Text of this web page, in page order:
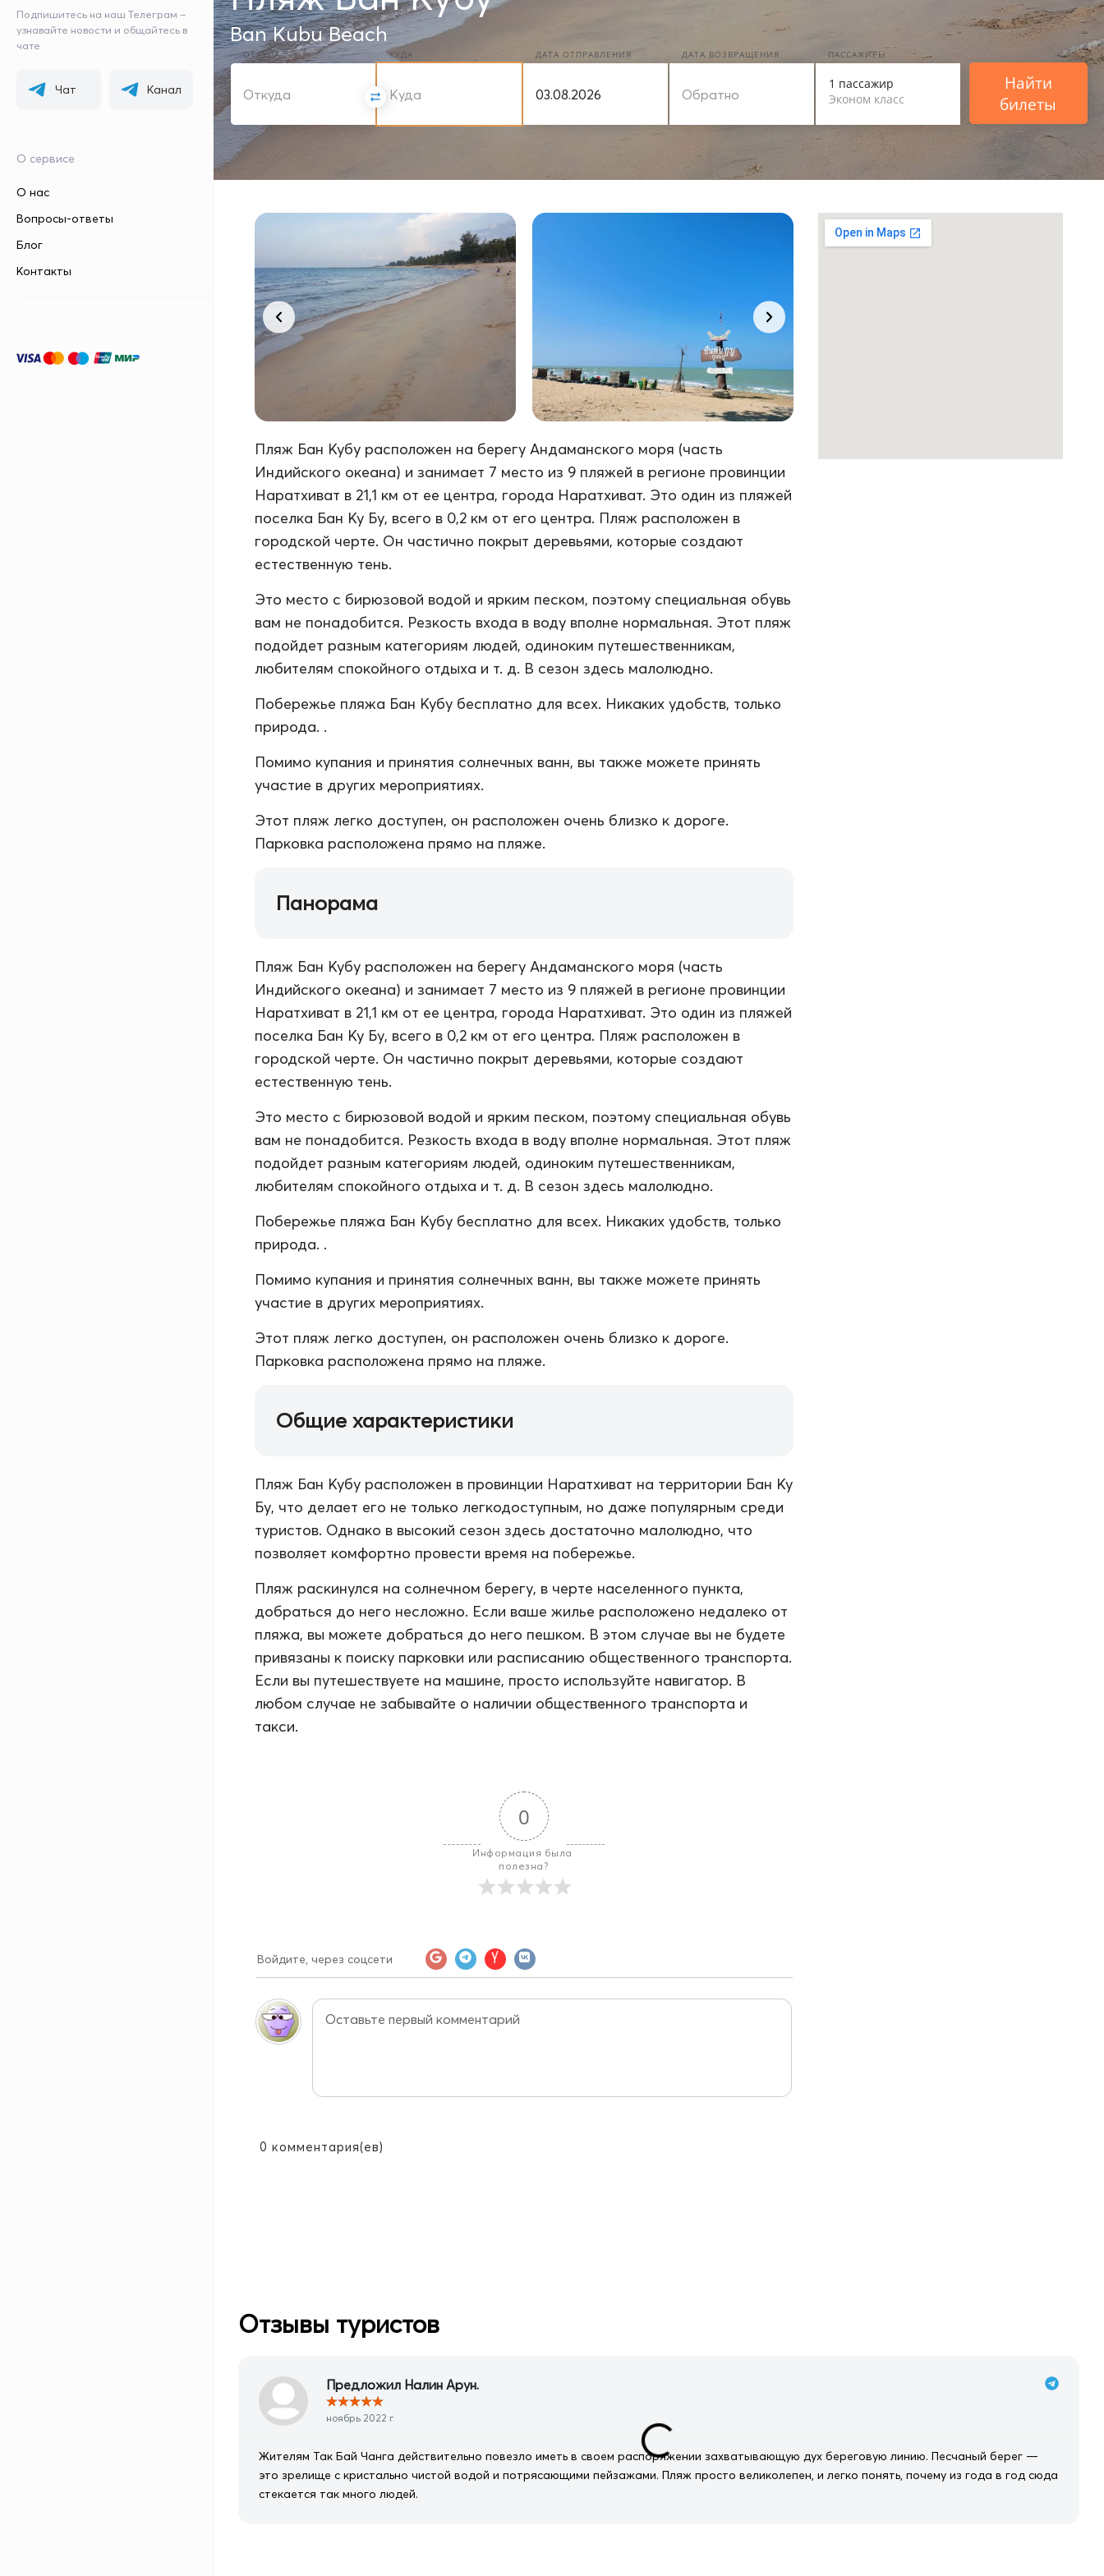
Подпишитесь на наш Телеграм –
узнавайте новости и общайтесь в
чате
Чат Канал
О сервисе
О нас
Вопросы-ответы
Блог
Контакты
Ban Kubu Beach
ОТКУДА КУДА ДАТА ОТПРАВЛЕНИЯ ДАТА ВОЗВРАЩЕНИЯ ПАССАЖИРЫ
1 пассажир
Эконом класс
Найти
билеты
Пляж Бан Кубу расположен на берегу Андаманского моря (часть
Индийского океана) и занимает 7 место из 9 пляжей в регионе провинции
Наратхиват в 21,1 км от ее центра, города Наратхиват. Это один из пляжей
поселка Бан Ку Бу, всего в 0,2 км от его центра. Пляж расположен в
городской черте. Он частично покрыт деревьями, которые создают
естественную тень.
Это место с бирюзовой водой и ярким песком, поэтому специальная обувь
вам не понадобится. Резкость входа в воду вполне нормальная. Этот пляж
подойдет разным категориям людей, одиноким путешественникам,
любителям спокойного отдыха и т. д. В сезон здесь малолюдно.
Побережье пляжа Бан Кубу бесплатно для всех. Никаких удобств, только
природа. .
Помимо купания и принятия солнечных ванн, вы также можете принять
участие в других мероприятиях.
Этот пляж легко доступен, он расположен очень близко к дороге.
Парковка расположена прямо на пляже.
Панорама
Пляж Бан Кубу расположен на берегу Андаманского моря (часть
Индийского океана) и занимает 7 место из 9 пляжей в регионе провинции
Наратхиват в 21,1 км от ее центра, города Наратхиват. Это один из пляжей
поселка Бан Ку Бу, всего в 0,2 км от его центра. Пляж расположен в
городской черте. Он частично покрыт деревьями, которые создают
естественную тень.
Это место с бирюзовой водой и ярким песком, поэтому специальная обувь
вам не понадобится. Резкость входа в воду вполне нормальная. Этот пляж
подойдет разным категориям людей, одиноким путешественникам,
любителям спокойного отдыха и т. д. В сезон здесь малолюдно.
Побережье пляжа Бан Кубу бесплатно для всех. Никаких удобств, только
природа. .
Помимо купания и принятия солнечных ванн, вы также можете принять
участие в других мероприятиях.
Этот пляж легко доступен, он расположен очень близко к дороге.
Парковка расположена прямо на пляже.
Общие характеристики
Пляж Бан Кубу расположен в провинции Наратхиват на территории Бан Ку
Бу, что делает его не только легкодоступным, но даже популярным среди
туристов. Однако в высокий сезон здесь достаточно малолюдно, что
позволяет комфортно провести время на побережье.
Пляж раскинулся на солнечном берегу, в черте населенного пункта,
добраться до него несложно. Если ваше жилье расположено недалеко от
пляжа, вы можете добраться до него пешком. В этом случае вы не будете
привязаны к поиску парковки или расписанию общественного транспорта.
Если вы путешествуете на машине, просто используйте навигатор. В
любом случае не забывайте о наличии общественного транспорта и
такси.
0
Информация была
полезна?
Войдите, через соцсети
0 комментария(ев)
Отзывы туристов
Предложил Налин Арун.
★★★★★
ноябрь 2022 г.
Жителям Так Бай Чанга действительно повезло иметь в своем распоряжении захватывающую дух береговую линию. Песчаный берег —
это зрелище с кристально чистой водой и потрясающими пейзажами. Пляж просто великолепен, и легко понять, почему из года в год сюда
стекается так много людей.